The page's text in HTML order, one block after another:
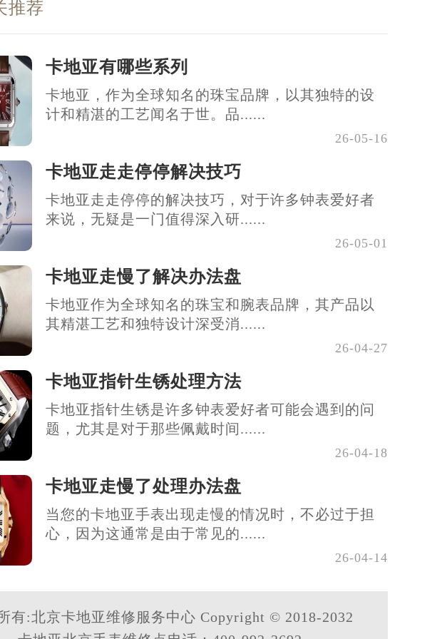
推荐
卡地亚有哪些系列
卡地亚，作为全球知名的珠宝品牌，以其独特的设
计和精湛的工艺闻名于世。品......
26-05-16
卡地亚走走停停解决技巧
卡地亚走走停停的解决技巧，对于许多钟表爱好者
来说，无疑是一门值得深入研......
26-05-01
卡地亚走慢了解决办法盘
卡地亚作为全球知名的珠宝和腕表品牌，其产品以
其精湛工艺和独特设计深受消......
26-04-27
卡地亚指针生锈处理方法
卡地亚指针生锈是许多钟表爱好者可能会遇到的问
题，尤其是对于那些佩戴时间......
26-04-18
卡地亚走慢了处理办法盘
当您的卡地亚手表出现走慢的情况时，不必过于担
心，因为这通常是由于常见的......
26-04-14
有:北京卡地亚维修服务中心 Copyright © 2018-2032